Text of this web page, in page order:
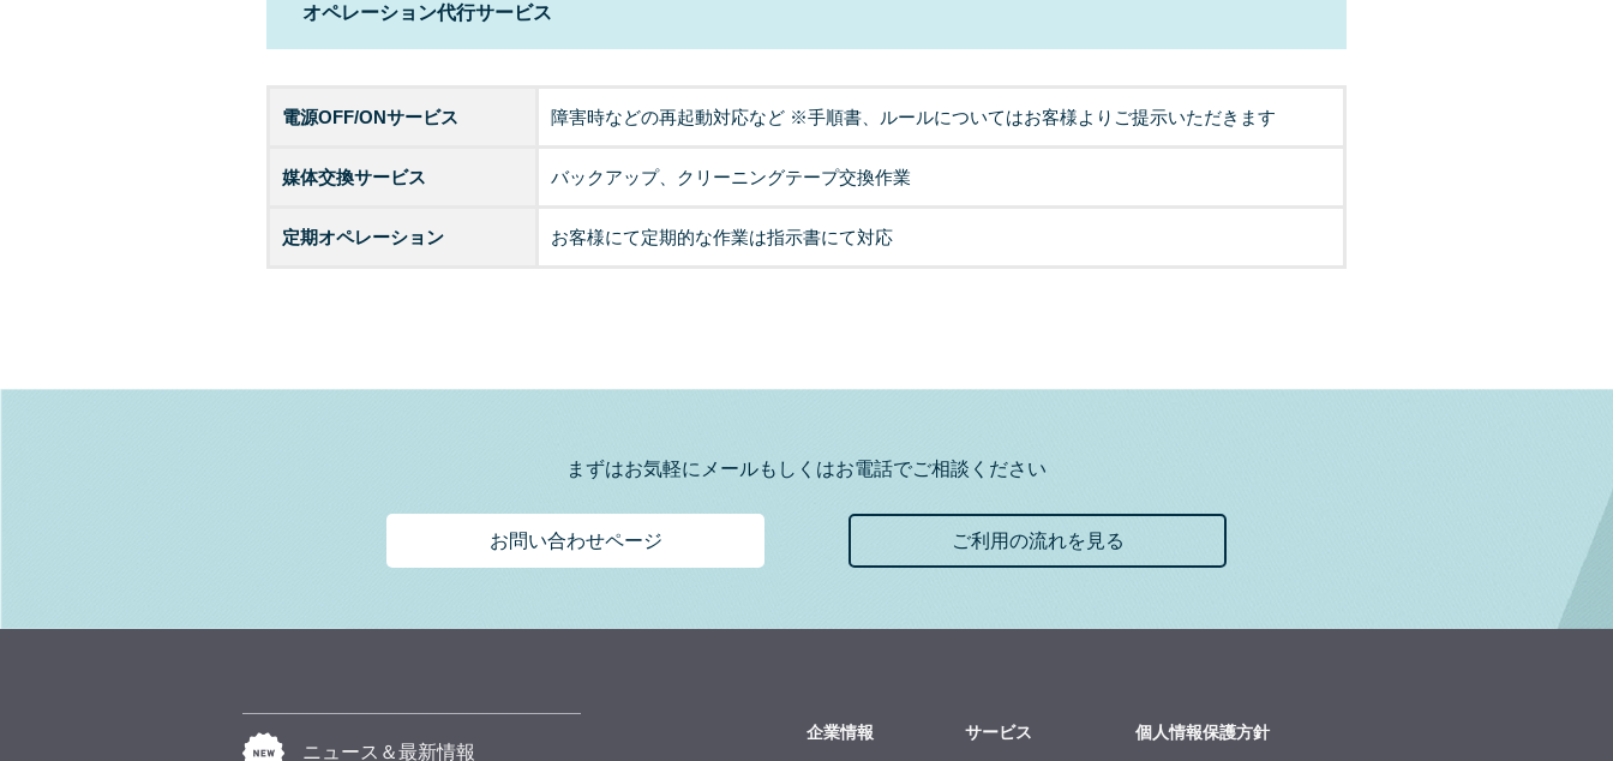
オペレーション代行サービス
電源OFF/ONサービス 障害時などの再起動対応など ※手順書、ルールについてはお客様よりご提示いただきます
媒体交換サービス バックアップ、クリーニングテープ交換作業
定期オペレーション お客様にて定期的な作業は指示書にて対応
まずはお気軽にメールもしくはお電話でご相談ください
お問い合わせページ ご利用の流れを見る
ニュース＆最新情報
企業情報 サービス 個人情報保護方針